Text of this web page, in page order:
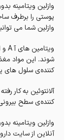
وازلین ویتامینه
پوستی را برطرف‌
وازلین شما می
شوند. این مواد
کننده‌ی سلول‌ های
آلانتوئین به کار
کننده‌ی سطح
وازلین ویتامینه
آنلاین از سایت